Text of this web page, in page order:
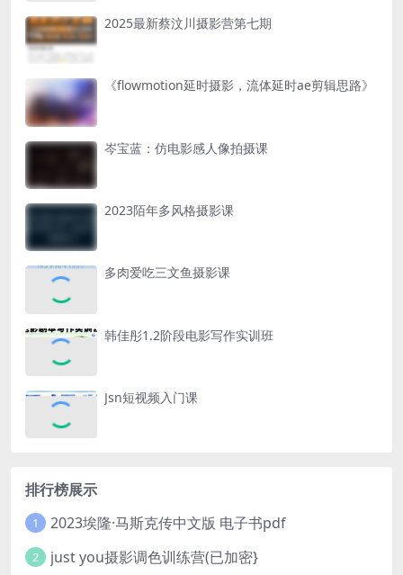
2025最新蔡汶川摄影营第七期
《flowmotion延时摄影，流体延时ae剪辑思路》
岑宝蓝：仿电影感人像拍摄课
2023陌年多风格摄影课
多肉爱吃三文鱼摄影课
韩佳彤1.2阶段电影写作实训班
Jsn短视频入门课
排行榜展示
1 2023埃隆·马斯克传中文版 电子书pdf
2 just you摄影调色训练营(已加密}